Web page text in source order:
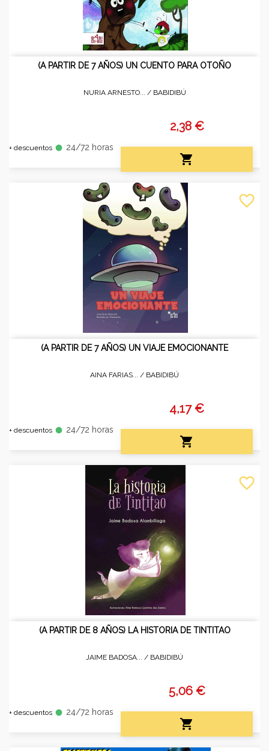
(A PARTIR DE 7 AÑOS) UN CUENTO PARA OTOÑO
NURIA ARNESTO... / BABIDIBÚ
+ descuentos fiber_manual_record 24/72 horas
2,38 €

(A PARTIR DE 7 AÑOS) UN VIAJE EMOCIONANTE
AINA FARIAS... / BABIDIBÚ
+ descuentos fiber_manual_record 24/72 horas
4,17 €

favorite_border
(A PARTIR DE 8 AÑOS) LA HISTORIA DE TINTITAO
JAIME BADOSA... / BABIDIBÚ
+ descuentos fiber_manual_record 24/72 horas
5,06 €

favorite_border